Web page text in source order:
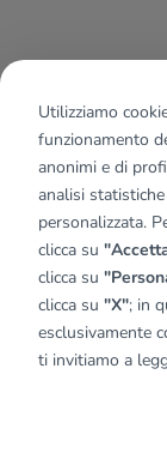
P.zza
Utilizziamo
funzionamento
anonimi e di
analisi
personalizzata.
clicca su
clicca su
clicca su "X"; in
esclusivamente
ti invitiamo a